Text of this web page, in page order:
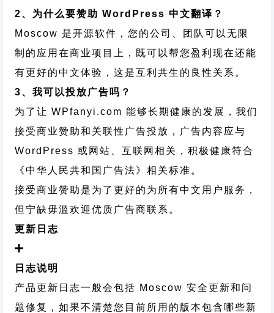
2、为什么要赞助 WordPress 中文翻译？
Moscow 是开源软件，您的公司、团队可以无限
制的应用在商业项目上，既可以帮您盈利现在还能
有更好的中文体验，这是互利共生的良性关系。
3、我可以投放广告吗？
为了让 WPfanyi.com 能够长期健康的发展，我们
接受商业赞助和关联性广告投放，广告内容应与
WordPress 或网站、互联网相关，积极健康符合
《中华人民共和国广告法》相关标准。
接受商业赞助是为了更好的为所有中文用户服务，
但宁缺毋滥欢迎优质广告商联系。
更新日志
日志说明
产品更新日志一般会包括 Moscow 安全更新和问
题修复，如果不清楚您目前所用的版本包含哪些新